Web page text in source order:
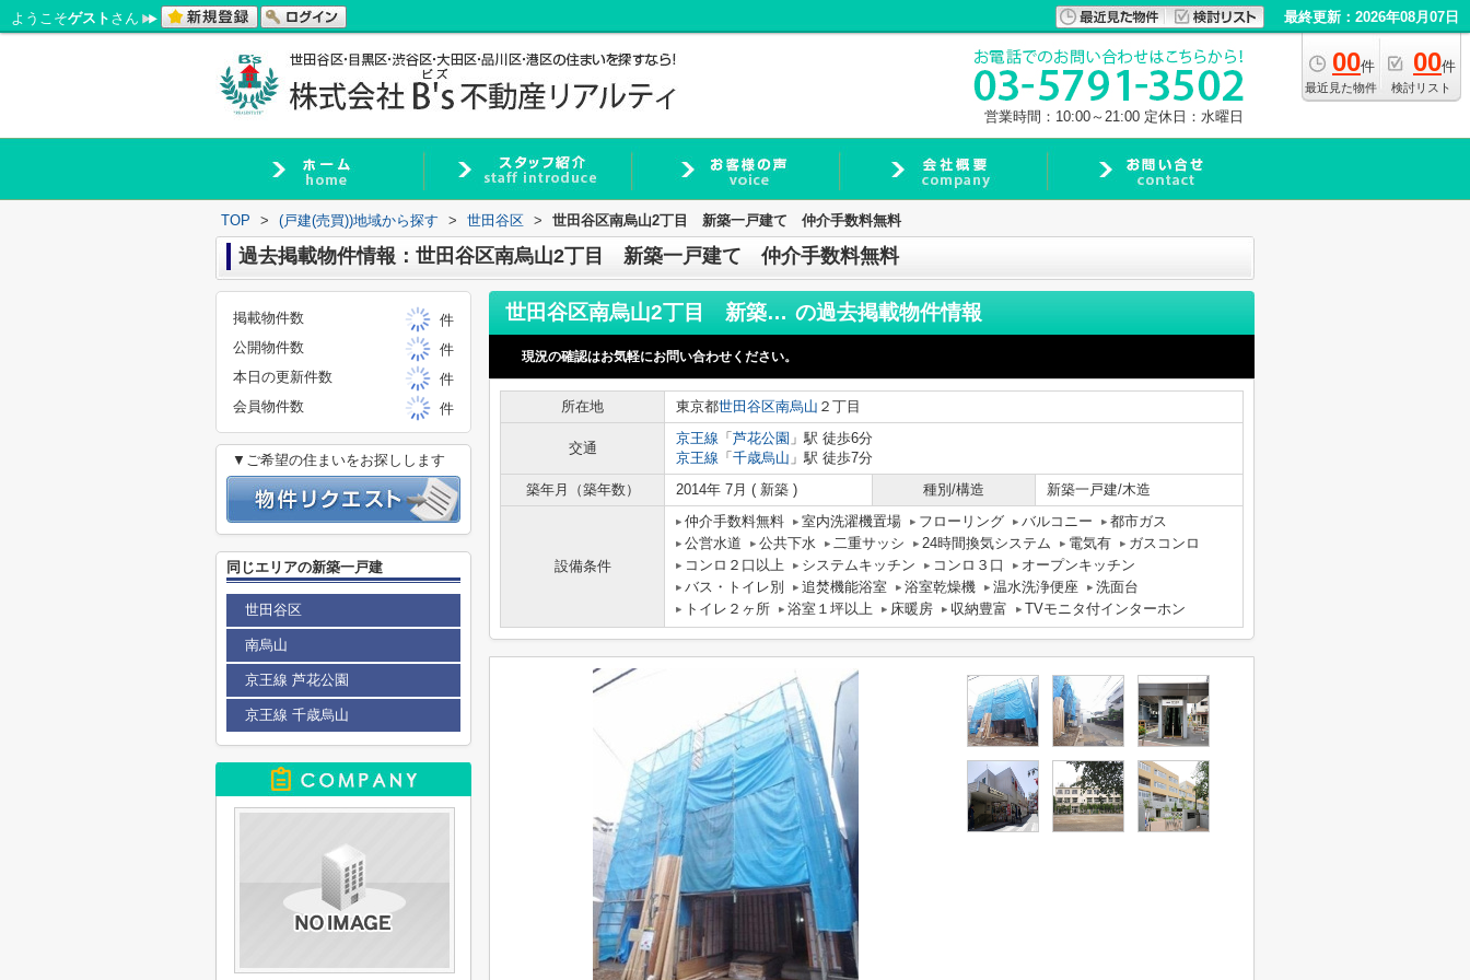
ようこそゲスト さん 最終更新：2026年08月07日
00件
最近見た物件
00件
検討リスト
営業時間：10:00～21:00 定休日：水曜日
TOP > (戸建(売買))地域から探す > 世田谷区 > 世田谷区南烏山2丁目 新築一戸建て 仲介手数料無料
過去掲載物件情報：世田谷区南烏山2丁目 新築一戸建て 仲介手数料無料
世田谷区南烏山2丁目 新築一戸建て 仲介手数料無料 の過去掲載物件情報
現況の確認はお気軽にお問い合わせください。
所在地 東京都世田谷区南烏山 ２丁目
交通
京王線 「 芦花公園 」駅 徒歩6分
京王線 「 千歳烏山 」駅 徒歩7分
築年月（築年数）
2014年 7月 ( 新築 ) 種別/構造 新築一戸建/木造
設備条件
仲介手数料無料 室内洗濯機置場 フローリング バルコニー
都市ガス
公営水道
公共下水 二重サッシ 24時間換気システム 電気有
ガスコンロ
コンロ２口以上
システムキッチン コンロ３口
オープンキッチン
バス・トイレ別
追焚機能浴室 浴室乾燥機 温水洗浄便座
洗面台
トイレ２ヶ所
浴室１坪以上 床暖房 収納豊富 TVモニタ付インターホン
掲載物件数
件
公開物件数
件
本日の更新件数
件
会員物件数
件
▼ご希望の住まいをお探しします
同じエリアの新築一戸建
世田谷区
南烏山
京王線 芦花公園
京王線 千歳烏山